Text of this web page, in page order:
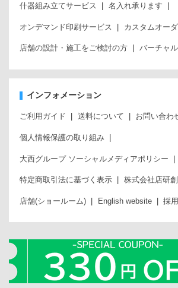
什器組み立てサービス 名入れ承ります
オンデマンド印刷サービス カスタムオー
店舗の設計・施工をご検討の方 バーチャ
インフォメーション
ご利用ガイド 送料について お問い合わ
個人情報保護の取り組み
大西グループ ソーシャルメディアポリシー
特定商取引法に基づく表示 株式会社店研
店舗(ショールーム) English website 採